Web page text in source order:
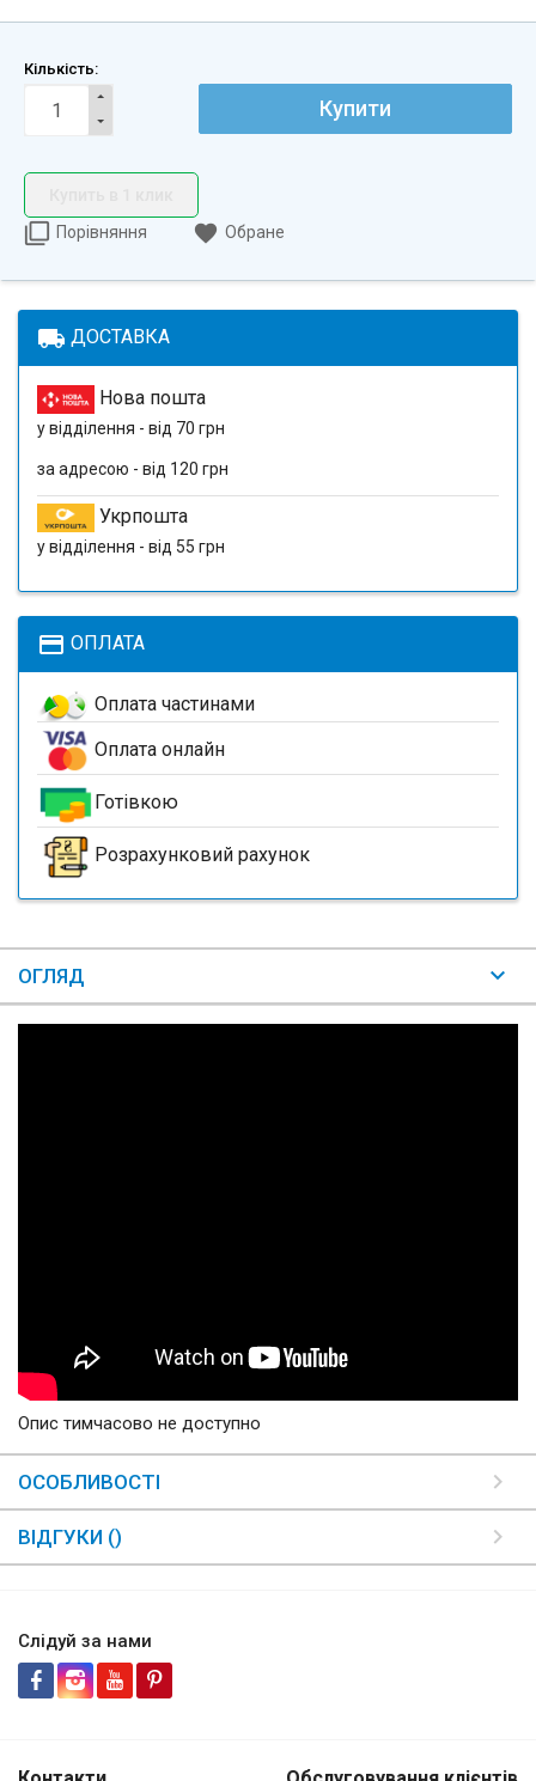
Кількість:
Купити
Порівняння
Обране
local_shipping ДОСТАВКА
Нова пошта
у відділення - від 70 грн
за адресою - від 120 грн
Укрпошта
у відділення - від 55 грн
payment ОПЛАТА
Оплата частинами
Оплата онлайн
Готівкою
Розрахунковий рахунок
ОГЛЯД
Опис тимчасово не доступно
ОСОБЛИВОСТІ
ВІДГУКИ ()
Слідуй за нами